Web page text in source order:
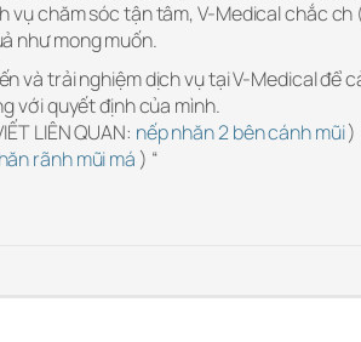
vụ chăm sóc tận tâm, V-Medical chắc
như mong muốn.
và trải nghiệm dịch vụ tại V-Medical để
với quyết định của mình.
LIÊN QUAN: nếp nhăn 2 bên cánh mũi)
rãnh mũi má ) “